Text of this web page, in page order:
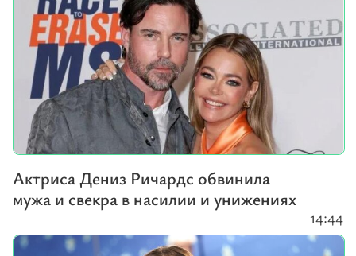
Актриса Дениз Ричардс обвинила
мужа и свекра в насилии и унижениях
14:44